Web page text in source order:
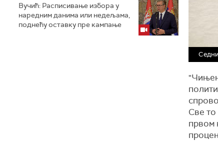
Вучић: Расписивање избора у
наредним данима или недељама,
поднећу оставку пре кампање
Све то
првом